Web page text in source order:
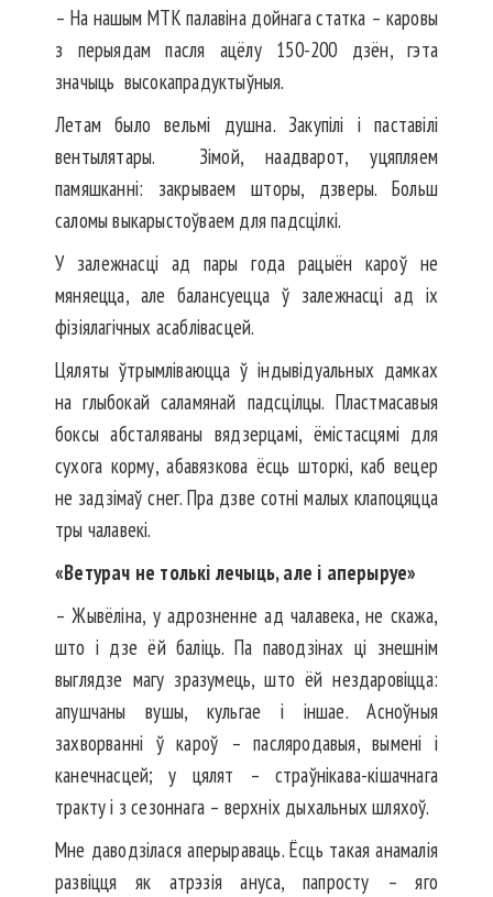
– На нашым МТК палавіна дойнага статка – каровы
з перыядам пасля ацёлу 150-200 дзён, гэта
значыць высокапрадуктыўныя.
Летам было вельмі душна. Закупілі і паставілі
вентылятары. Зімой, наадварот, уцяпляем
памяшканні: закрываем шторы, дзверы. Больш
саломы выкарыстоўваем для падсцілкі.
У залежнасці ад пары года рацыён кароў не
мяняецца, але балансуецца ў залежнасці ад іх
фізіялагічных асаблівасцей.
Цяляты ўтрымліваюцца ў індывідуальных дамках
на глыбокай саламянай падсцілцы. Пластмасавыя
боксы абсталяваны вядзерцамі, ёмістасцямі для
сухога корму, абавязкова ёсць шторкі, каб вецер
не задзімаў снег. Пра дзве сотні малых клапоцяцца
тры чалавекі.
«Ветурач не толькі лечыць, але і аперыруе»
– Жывёліна, у адрозненне ад чалавека, не скажа,
што і дзе ёй баліць. Па паводзінах ці знешнім
выглядзе магу зразумець, што ёй нездаровіцца:
апушчаны вушы, кульгае і іншае. Асноўныя
захворванні ў кароў – пасляродавыя, вымені і
канечнасцей; у цялят – страўнікава-кішачнага
тракту і з сезоннага – верхніх дыхальных шляхоў.
Мне даводзілася аперыраваць. Ёсць такая анамалія
развіцця як атрэзія ануса, папросту – яго